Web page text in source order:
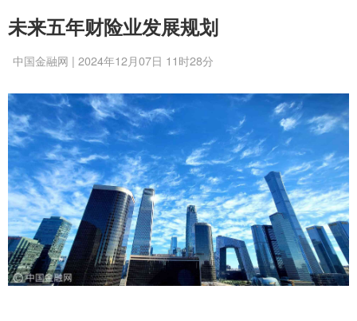
未来五年财险业发展规划
中国金融网 | 2024年12月07日 11时28分